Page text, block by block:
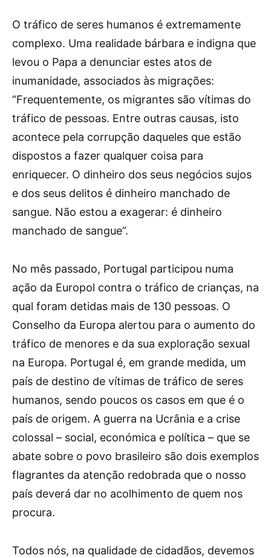
O tráfico de seres humanos é extremamente
complexo. Uma realidade bárbara e indigna que
levou o Papa a denunciar estes atos de
inumanidade, associados às migrações:
“Frequentemente, os migrantes são vítimas do
tráfico de pessoas. Entre outras causas, isto
acontece pela corrupção daqueles que estão
dispostos a fazer qualquer coisa para
enriquecer. O dinheiro dos seus negócios sujos
e dos seus delitos é dinheiro manchado de
sangue. Não estou a exagerar: é dinheiro
manchado de sangue”.
No mês passado, Portugal participou numa
ação da Europol contra o tráfico de crianças, na
qual foram detidas mais de 130 pessoas. O
Conselho da Europa alertou para o aumento do
tráfico de menores e da sua exploração sexual
na Europa. Portugal é, em grande medida, um
país de destino de vítimas de tráfico de seres
humanos, sendo poucos os casos em que é o
país de origem. A guerra na Ucrânia e a crise
colossal – social, económica e política – que se
abate sobre o povo brasileiro são dois exemplos
flagrantes da atenção redobrada que o nosso
país deverá dar no acolhimento de quem nos
procura.
Todos nós, na qualidade de cidadãos, devemos